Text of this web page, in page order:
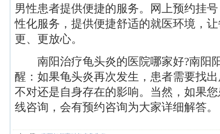
男性患者提供便捷的服务。网上预约挂
性化服务，提供便捷舒适的就医环境，
更、更放心。
南阳治疗龟头炎的医院哪家好?南阳
醒：如果龟头炎再次发生，患者需要找
不对还是自身存在的影响。当然，如果
线咨询，会有预约咨询为大家详细解答。